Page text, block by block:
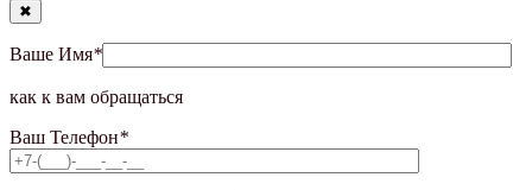
✖
Ваше Имя*
как к вам обращаться
Ваш Телефон*